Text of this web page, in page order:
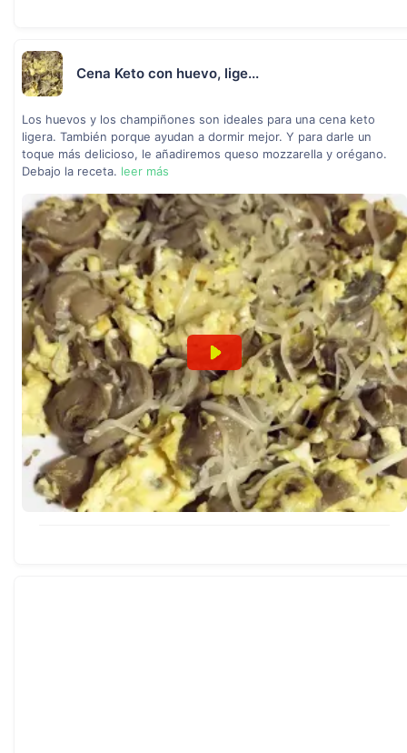
Cena Keto con huevo, lige...
Los huevos y los champiñones son ideales para una cena keto
ligera. También porque ayudan a dormir mejor. Y para darle un
toque más delicioso, le añadiremos queso mozzarella y orégano.
Debajo la receta. leer más